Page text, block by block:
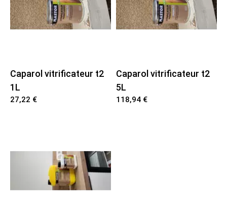
Caparol vitrificateur t2
1L
27,22 €
Caparol vitrificateur t2
5L
118,94 €
Location Compresseur
Location Banjo et Boîte de charge
Location Chauffage et Deshumidificateur